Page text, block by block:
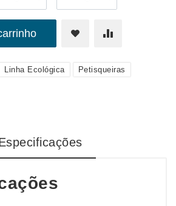
Linha Ecológica
Petisqueiras